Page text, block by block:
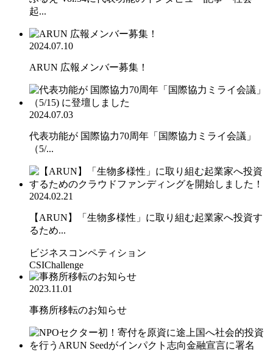
起...
2024.07.10
ARUN 広報メンバー募集！
2024.07.03
代表功能が 国際協力70周年「国際協力ミライ会議」
（5/...
2024.02.21
【ARUN】「生物多様性」に取り組む起業家へ投資す
るため...
ビジネスコンペティション
CSIChallenge
2023.11.01
事務所移転のお知らせ